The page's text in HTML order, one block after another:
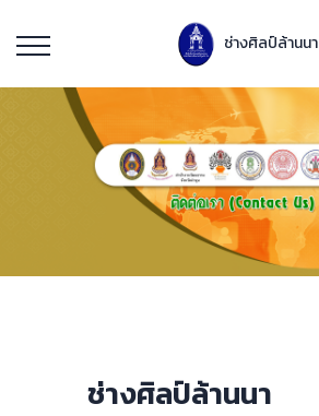
ช่างศิลป์ล้านนา
ช่างศิลป์ล้านนา